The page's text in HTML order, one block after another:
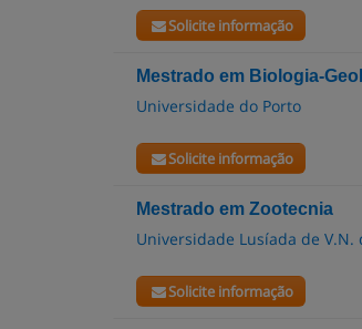
Solicite informação
Mestrado em Biologia-
Universidade do Porto
Solicite informação
Mestrado em Zootecnia
Universidade Lusíada de V.N.
Solicite informação